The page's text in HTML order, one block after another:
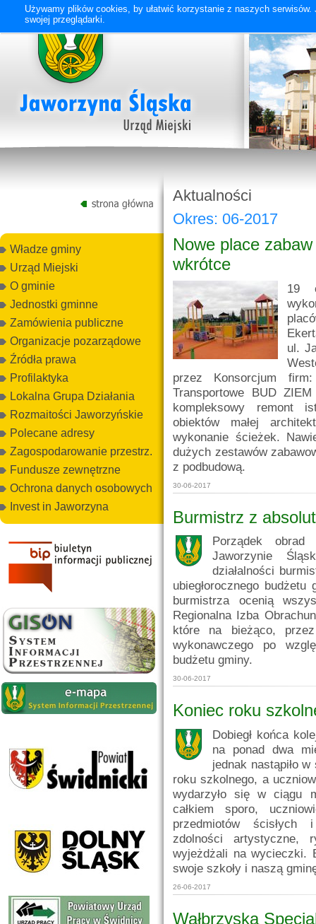
Władze gminy
Urząd Miejski
O gminie
Jednostki gminne
Zamówienia publiczne
Organizacje pozarządowe
Źródła prawa
Profilaktyka
Lokalna Grupa Działania
Rozmaitości Jaworzyńskie
Polecane adresy
Zagospodarowanie przestrz.
Fundusze zewnętrzne
Ochrona danych osobowych
Invest in Jaworzyna
Aktualności
Okres: 06-2017
Nowe place
wkrótce
19
ul.
przez Konsorcjum
Transportowe BUD
kompleksowy remont
obiektów małej
wykonanie ścieżek.
dużych zestawów
z podbudową.
30-06-2017
Burmistrz z
Porządek
Jaworzynie
działalności
ubiegłorocznego
burmistrza ocenią
Regionalna Izba
które na bieżąco,
wykonawczego po
budżetu gminy.
30-06-2017
Koniec roku
Dobiegł końca
na ponad dwa
jednak nastąpiło
roku szkolnego, a
wydarzyło się w ciągu
całkiem sporo,
przedmiotów ścisłych
zdolności artystyczne,
wyjeżdżali na wycieczki.
swoje szkoły i naszą
26-06-2017
Wałbrzyska
Używamy plików cookies, by ułatwić korzystanie z naszych
swojej przeglądarki.